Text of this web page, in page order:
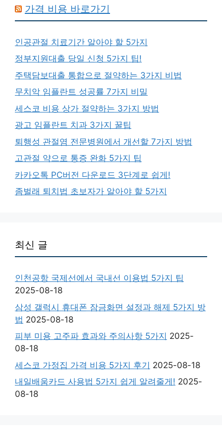
가격 비용 바로가기
인공관절 치료기간 알아야 할 5가지
정부지원대출 당일 신청 5가지 팁!
주택담보대출 통합으로 절약하는 3가지 비법
무치악 임플란트 성공률 7가지 비밀
세스코 비용 상가 절약하는 3가지 방법
광고 임플란트 치과 3가지 꿀팁
퇴행성 관절염 전문병원에서 개선할 7가지 방법
고관절 약으로 통증 완화 5가지 팁
카카오톡 PC버전 다운로드 3단계로 쉽게!
좀벌래 퇴치법 초보자가 알아야 할 5가지
최신 글
인천공항 국제선에서 국내선 이용법 5가지 팁
2025-08-18
삼성 갤럭시 휴대폰 잠금화면 설정과 해제 5가지 방
법 2025-08-18
피부 미용 고주파 효과와 주의사항 5가지 2025-
08-18
세스코 가정집 가격 비용 5가지 후기 2025-08-18
내일배움카드 사용법 5가지 쉽게 알려줄게! 2025-
08-18